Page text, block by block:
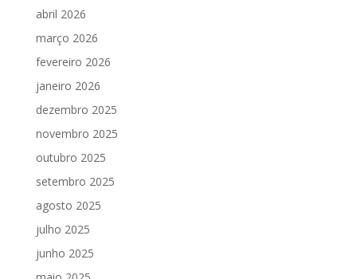
abril 2026
março 2026
fevereiro 2026
janeiro 2026
dezembro 2025
novembro 2025
outubro 2025
setembro 2025
agosto 2025
julho 2025
junho 2025